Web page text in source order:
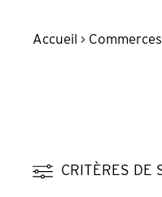
Accueil >
CRITÈRES DE